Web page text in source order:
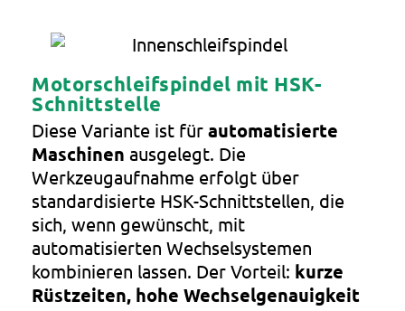
Motorschleifspindel mit HSK-
Schnittstelle
Diese Variante ist für automatisierte
Maschinen ausgelegt. Die
Werkzeugaufnahme erfolgt über
standardisierte HSK-Schnittstellen, die
sich, wenn gewünscht, mit
automatisierten Wechselsystemen
kombinieren lassen. Der Vorteil: kurze
Rüstzeiten, hohe Wechselgenauigkeit